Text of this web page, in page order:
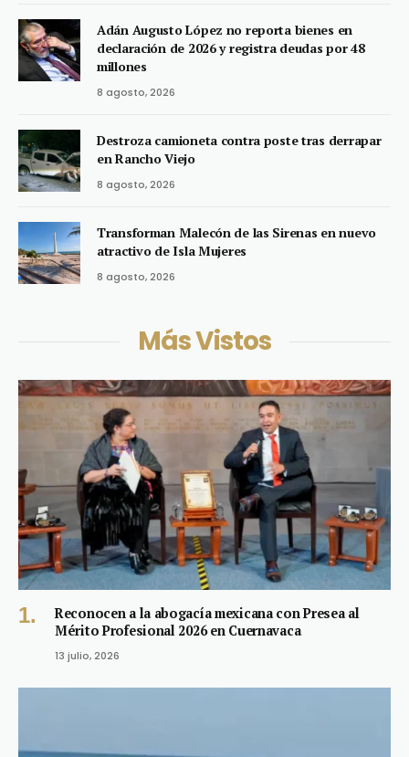
Adán Augusto López no reporta bienes en
declaración de 2026 y registra deudas por 48
millones
8 agosto, 2026
Destroza camioneta contra poste tras derrapar
en Rancho Viejo
8 agosto, 2026
Transforman Malecón de las Sirenas en nuevo
atractivo de Isla Mujeres
8 agosto, 2026
Más Vistos
Reconocen a la abogacía mexicana con Presea al
Mérito Profesional 2026 en Cuernavaca
13 julio, 2026